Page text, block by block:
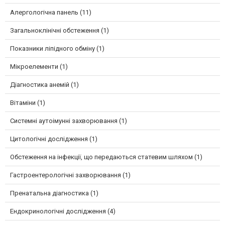
Алергологічна панель (11)
Загальноклінічні обстеження (1)
Показники ліпідного обміну (1)
Мікроелементи (1)
Діагностика анемій (1)
Вітаміни (1)
Системні аутоімунні захворювання (1)
Цитологічні дослідження (1)
Обстеження на інфекції, що передаються статевим шляхом (1)
Гастроентерологічні захворювання (1)
Пренатальна діагностика (1)
Ендокринологічні дослідження (4)